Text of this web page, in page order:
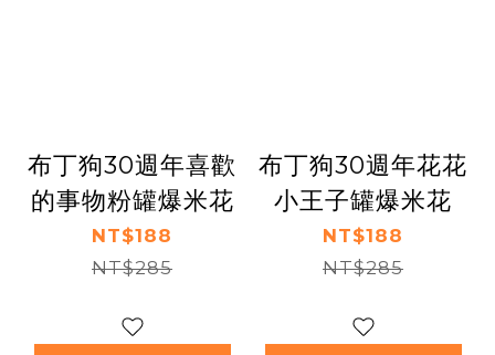
布丁狗30週年喜歡
的事物粉罐爆米花
NT$188
NT$285
布丁狗30週年花花
小王子罐爆米花
NT$188
NT$285